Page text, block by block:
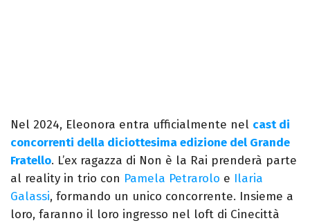
Nel 2024, Eleonora entra ufficialmente nel cast di
concorrenti della diciottesima edizione del Grande
Fratello. L’ex ragazza di Non è la Rai prenderà parte
al reality in trio con Pamela Petrarolo e Ilaria
Galassi, formando un unico concorrente. Insieme a
loro, faranno il loro ingresso nel loft di Cinecittà